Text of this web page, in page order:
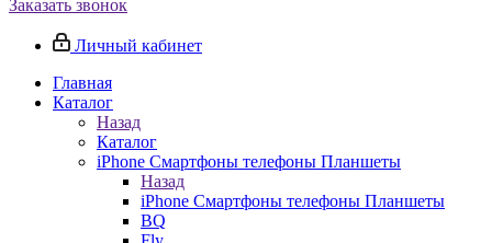
Заказать звонок
Личный кабинет
Главная
Каталог
Назад
Каталог
iPhone Смартфоны телефоны Планшеты
Назад
iPhone Смартфоны телефоны Планшеты
BQ